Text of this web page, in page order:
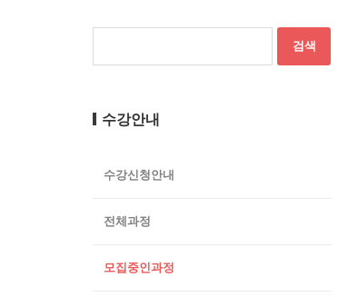
수강안내
수강신청안내
전체과정
모집중인과정